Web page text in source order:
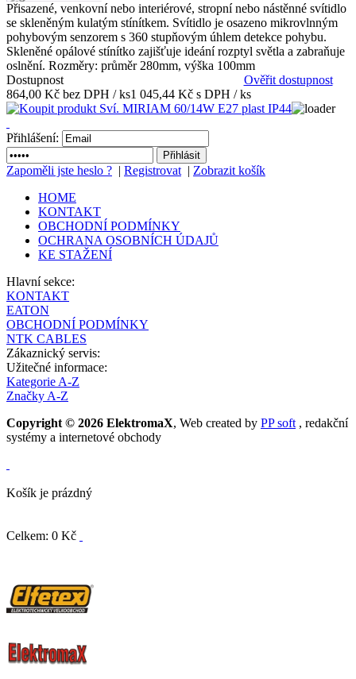
Přisazené, venkovní nebo interiérové, stropní nebo nástěnné svítidlo
se skleněným kulatým stínítkem. Svítidlo je osazeno mikrovlnným
pohybovým senzorem s 360 stupňovým úhlem detekce pohybu.
Skleněné opálové stínítko zajišťuje ideání rozptyl světla a zabraňuje
oslnění. Rozměry: průměr 280mm, výška 100mm
Dostupnost
Ověřit dostupnost
864,00 Kč bez DPH / ks1 045,44 Kč s DPH / ks
Přihlášení:
Zapoměli jste heslo ? | Registrovat | Zobrazit košík
HOME
KONTAKT
OBCHODNÍ PODMÍNKY
OCHRANA OSOBNÍCH ÚDAJŮ
KE STAŽENÍ
Hlavní sekce:
KONTAKT
EATON
OBCHODNÍ PODMÍNKY
NTK CABLES
Zákaznický servis:
Užitečné informace:
Kategorie A-Z
Značky A-Z
Copyright © 2026 ElektromaX, Web created by PP soft , redakční
systémy a internetové obchody
Košík je prázdný
Celkem: 0 Kč